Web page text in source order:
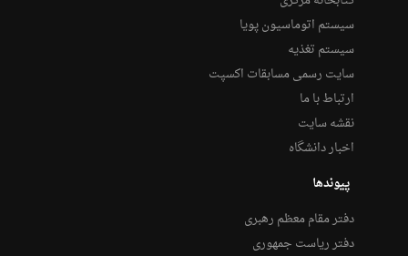
سیستم اتوماسیون پویا
سیستم تغذیه
سایت رسمی مسابقات اکسپت
ارتباط با ما
نقشه سایت
اخبار دانشگاه
پیوندها
دفتر مقام معظم رهبری
دفتر ریاست جمهوری